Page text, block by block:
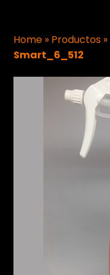
Home » Productos »
Smart_6_512